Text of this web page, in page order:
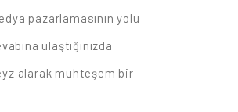
pazarlamasının yolu
ulaştığınızda
alarak muhteşem bir